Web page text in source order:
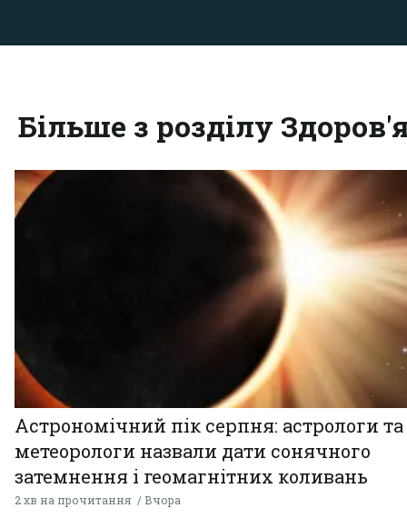
Більше з розділу
Астрономічний пік серпня: астрологи та
метеорологи назвали дати сонячного
затемнення і геомагнітних коливань
2 хв на прочитання Вчора